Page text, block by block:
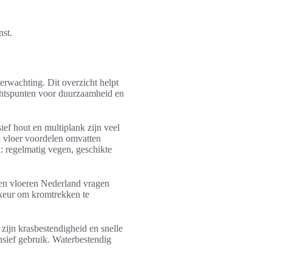
Dit overzicht helpt
voor duurzaamheid en
hout en multiplank zijn veel
voordelen omvatten
regelmatig vegen, geschikte
vloeren Nederland vragen
om kromtrekken te
krasbestendigheid en snelle
gebruik. Waterbestendig